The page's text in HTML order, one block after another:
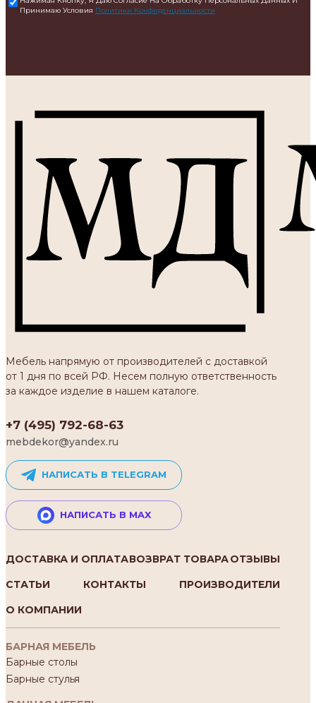
Принимаю Условия Политики Конфиденциальности
Мебель напрямую от производителей с доставкой
от 1 дня по всей РФ. Несем полную ответственность
за каждое изделие в нашем каталоге.
+7 (495) 792-68-63
mebdekor@yandex.ru
НАПИСАТЬ В TELEGRAM
НАПИСАТЬ В MAX
ДОСТАВКА И ОПЛАТАВОЗВРАТ ТОВАРАОТЗЫВЫ
СТАТЬИ
КОНТАКТЫ
ПРОИЗВОДИТЕЛИ
О КОМПАНИИ
БАРНАЯ МЕБЕЛЬ
Барные столы
Барные стулья